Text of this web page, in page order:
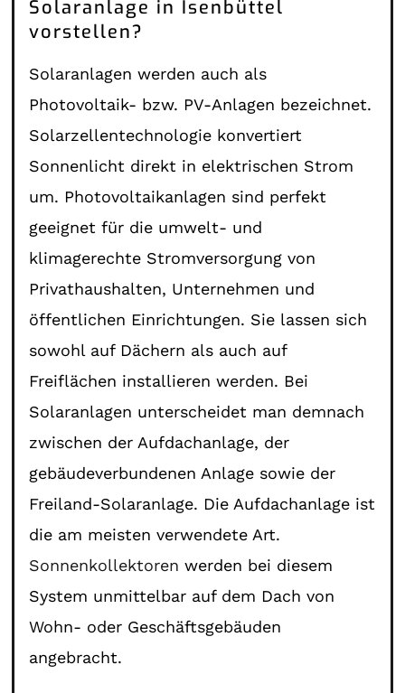
Solaranlage in Isenbüttel
vorstellen?
Solaranlagen werden auch als
Photovoltaik- bzw. PV-Anlagen bezeichnet.
Solarzellentechnologie konvertiert
Sonnenlicht direkt in elektrischen Strom
um. Photovoltaikanlagen sind perfekt
geeignet für die umwelt- und
klimagerechte Stromversorgung von
Privathaushalten, Unternehmen und
öffentlichen Einrichtungen. Sie lassen sich
sowohl auf Dächern als auch auf
Freiflächen installieren werden. Bei
Solaranlagen unterscheidet man demnach
zwischen der Aufdachanlage, der
gebäudeverbundenen Anlage sowie der
Freiland-Solaranlage. Die Aufdachanlage ist
die am meisten verwendete Art.
Sonnenkollektoren werden bei diesem
System unmittelbar auf dem Dach von
Wohn- oder Geschäftsgebäuden
angebracht.